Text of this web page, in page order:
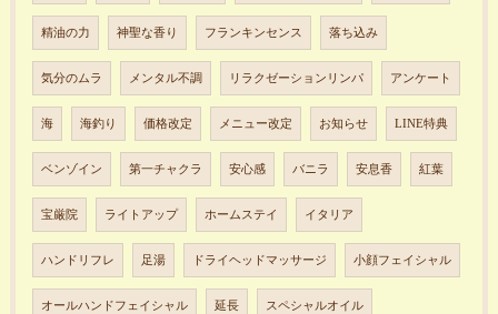
精油の力 神聖な香り フランキンセンス 落ち込み
気分のムラ メンタル不調 リラクゼーションリンパ アンケート
海 海釣り 価格改定 メニュー改定 お知らせ LINE特典
ベンゾイン 第一チャクラ 安心感 バニラ 安息香 紅葉
宝厳院 ライトアップ ホームステイ イタリア
ハンドリフレ 足湯 ドライヘッドマッサージ 小顔フェイシャル
オールハンドフェイシャル 延長 スペシャルオイル